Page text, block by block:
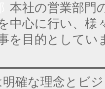
本社の営業部門
中心に行い、
を目的としてい
確な理念とビ